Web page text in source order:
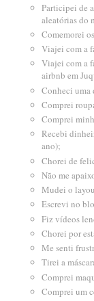
Participei de
aleatórias do
Comemorei
Viajei com a
Viajei com a
airbnb em
Conheci uma
Comprei
Comprei
Recebi
ano);
Chorei de
Não me
Mudei o
Escrevi no
Fiz vídeos
Chorei por
Me senti
Tirei a
Comprei
Comprei um